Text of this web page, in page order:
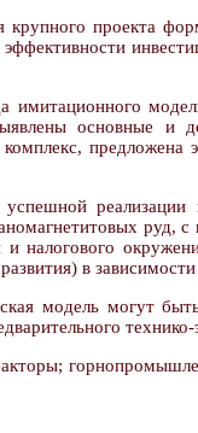
крупного проекта
основные и
предложена
руд,
в
модель могут